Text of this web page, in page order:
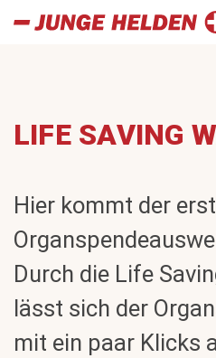
LIFE SAVING
Hier kommt der
Durch die Life
lässt sich der
mit ein paar Klicks